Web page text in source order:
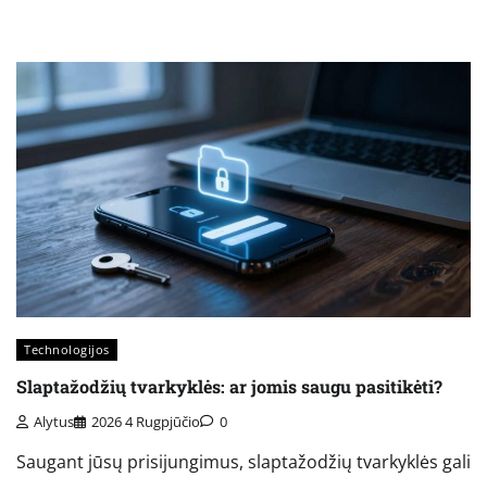
Technologijos
Slaptažodžių tvarkyklės: ar jomis saugu pasitikėti?
Alytus 2026 4 Rugpjūčio 0
Saugant jūsų prisijungimus, slaptažodžių tvarkyklės gali